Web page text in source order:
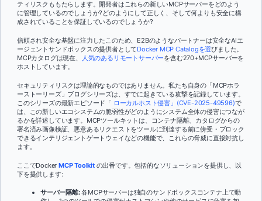
ティリスクももたらします。開発者はこれらの新しいMCPサーバーをどのよう
に管理しているのでしょうか?どのようにして正しく、そして何よりも安全に構
成されていることを保証しているのでしょうか?
信頼され安全な基盤に注力したこのため、E2Bのようなパートナーは安全なAIエ
ージェントサンドボックスの提供者としてDocker MCP Catalogを選びました。
MCPカタログは現在、
人気のあるリモートサーバーを含む270+MCPサーバーを
ホストしています。
セキュリティリスクは理論的なものではありません。私たち自身の「MCPホラ
ーストーリーズ」ブログシリーズは、すでに起きている攻撃を記録しています。
このシリーズの最新エピソード「 ローカルホスト侵害」(CVE-2025-49596)で
は、この新しいエコシステムの脆弱性がどのようにシステム全体の侵害につなが
るかを詳述しています。MCPツールキットは、コンテナ隔離、カタログからの
署名済み画像検証、悪意あるリクエストをツールに到達する前に傍受・ブロック
できるインテリジェントゲートウェイなどの機能で、これらの脅威に直接対抗し
ます。
ここでDocker MCP Toolkitの出番です。包括的なソリューションを提供し、以
下を提供します:
サーバー隔離:各MCPサーバーは独自のサンドボックスコンテナ上で動